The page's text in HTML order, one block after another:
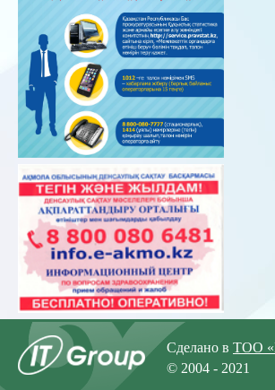
Сделано в ТОО
© 2004 - 2021